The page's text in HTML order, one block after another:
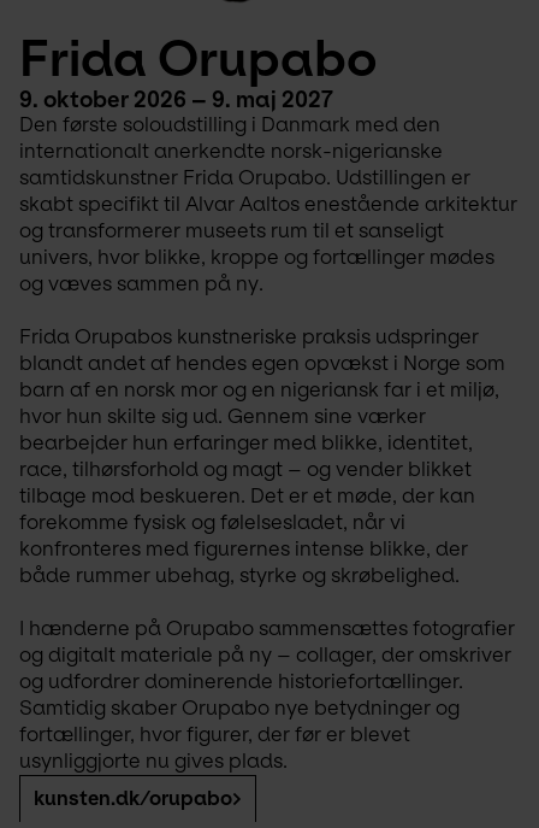
Frida Orupabo
9. oktober 2026 – 9. maj 2027
Den første soloudstilling i Danmark med den
internationalt anerkendte norsk-nigerianske
samtidskunstner Frida Orupabo. Udstillingen er
skabt specifikt til Alvar Aaltos enestående arkitektur
og transformerer museets rum til et sanseligt
univers, hvor blikke, kroppe og fortællinger mødes
og væves sammen på ny.
Frida Orupabos kunstneriske praksis udspringer
blandt andet af hendes egen opvækst i Norge som
barn af en norsk mor og en nigeriansk far i et miljø,
hvor hun skilte sig ud. Gennem sine værker
bearbejder hun erfaringer med blikke, identitet,
race, tilhørsforhold og magt – og vender blikket
tilbage mod beskueren. Det er et møde, der kan
forekomme fysisk og følelsesladet, når vi
konfronteres med figurernes intense blikke, der
både rummer ubehag, styrke og skrøbelighed.
I hænderne på Orupabo sammensættes fotografier
og digitalt materiale på ny – collager, der omskriver
og udfordrer dominerende historiefortællinger.
Samtidig skaber Orupabo nye betydninger og
fortællinger, hvor figurer, der før er blevet
usynliggjorte nu gives plads.
kunsten.dk/orupabo